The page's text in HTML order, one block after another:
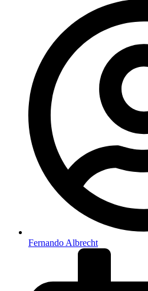
Fernando Albrecht